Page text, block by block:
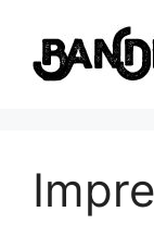
Inhalt
springen